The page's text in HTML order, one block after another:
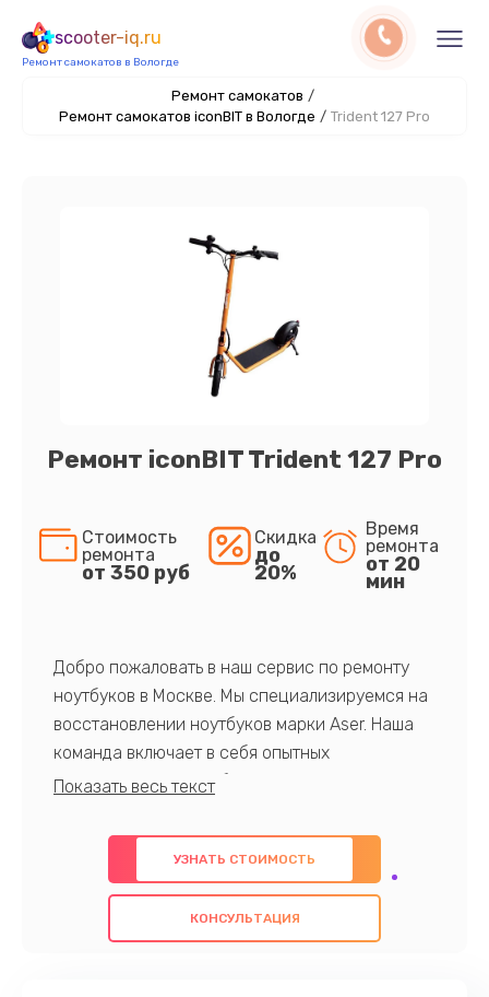
scooter-iq.ru
Ремонт самокатов в Вологде
Ремонт самокатов /
Ремонт самокатов iconBIT в Вологде / Trident 127 Pro
Ремонт iconBIT Trident 127 Pro
Стоимость
ремонта
от 350 руб
Скидка
до
20%
Время
ремонта
от 20
мин
Добро пожаловать в наш сервис по ремонту
ноутбуков в Москве. Мы специализируемся на
восстановлении ноутбуков марки Aser. Наша
команда включает в себя опытных
профессионалов с обширными знаниями и
предлагаем быстрый и качественный ремонт с
использованием оригинальных компонентов, а
также гарантируем качество всех
проведенных работ. Наша цель - предоставить
УЗНАТЬ СТОИМОСТЬ
КОНСУЛЬТАЦИЯ